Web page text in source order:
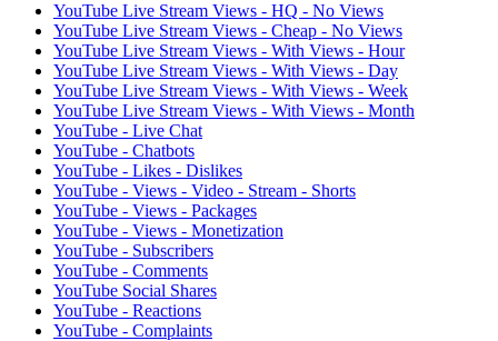
YouTube Live Stream Views - HQ - No Views
YouTube Live Stream Views - Cheap - No Views
YouTube Live Stream Views - With Views - Hour
YouTube Live Stream Views - With Views - Day
YouTube Live Stream Views - With Views - Week
YouTube Live Stream Views - With Views - Month
YouTube - Live Chat
YouTube - Chatbots
YouTube - Likes - Dislikes
YouTube - Views - Video - Stream - Shorts
YouTube - Views - Packages
YouTube - Views - Monetization
YouTube - Subscribers
YouTube - Comments
YouTube Social Shares
YouTube - Reactions
YouTube - Complaints